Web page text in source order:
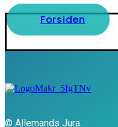
Forsiden
© Allemands Jura